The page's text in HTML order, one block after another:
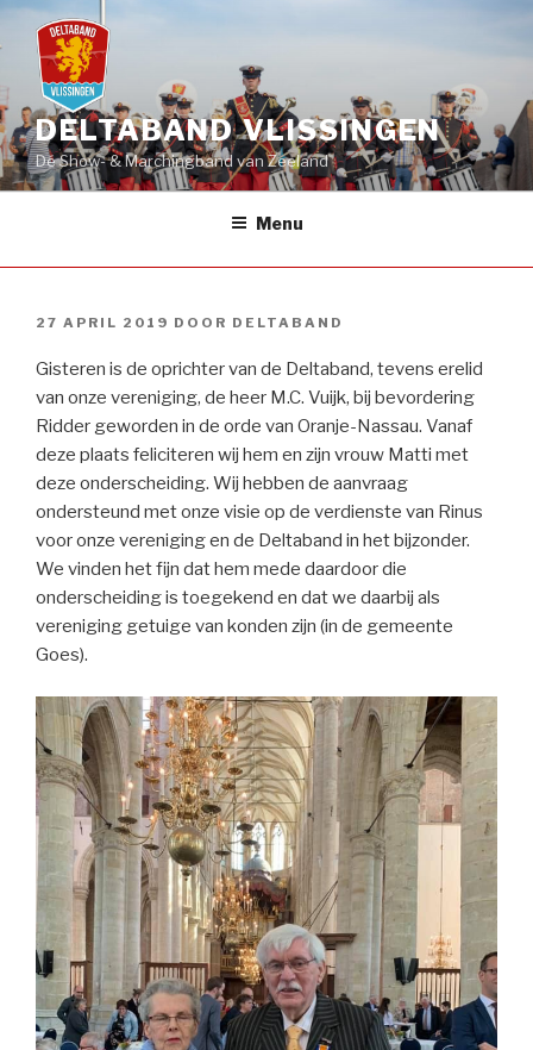
Naar
de
inhoud
springen
DELTABAND VLISSINGEN
Dé Show- & Marchingband van Zeeland
Menu
GEPLAATST
27 APRIL 2019 DOOR DELTABAND
Gisteren is de oprichter van de Deltaband, tevens erelid
van onze vereniging, de heer M.C. Vuijk, bij bevordering
Ridder geworden in de orde van Oranje-Nassau. Vanaf
deze plaats feliciteren wij hem en zijn vrouw Matti met
deze onderscheiding. Wij hebben de aanvraag
ondersteund met onze visie op de verdienste van Rinus
voor onze vereniging en de Deltaband in het bijzonder.
We vinden het fijn dat hem mede daardoor die
onderscheiding is toegekend en dat we daarbij als
vereniging getuige van konden zijn (in de gemeente
Goes).